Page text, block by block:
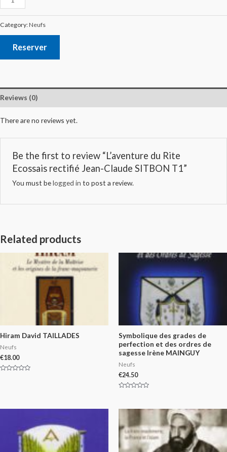
Category:Neufs
Reserver
Reviews (0)
There are no reviews yet.
Be the first to review “L’aventure du Rite
Ecossais rectifié Jean-Claude SITBON T1”
You must belogged in to post a review.
Related products
Hiram David TAILLADES
Neufs
€18.00
Symbolique des grades de
perfection et des ordres de
sagesse Irène MAINGUY
Neufs
€24.50
of